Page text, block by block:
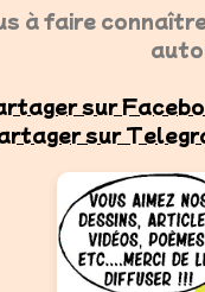
à faire